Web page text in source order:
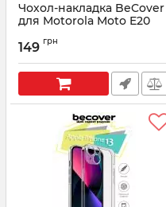
Чохол-накладка BeCover
для Motorola Moto E20
Артикул:
149 грн